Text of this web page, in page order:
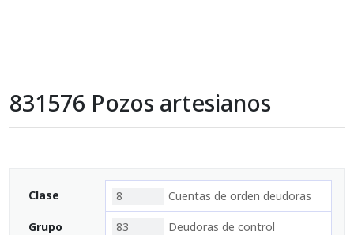
831576 Pozos artesianos
Clase 8 Cuentas de orden deudoras
Grupo 83 Deudoras de control